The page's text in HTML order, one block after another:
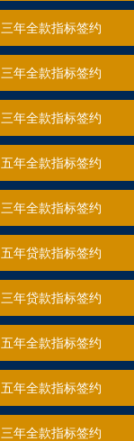
三年全款指标签约
三年全款指标签约
三年全款指标签约
五年全款指标签约
三年全款指标签约
五年贷款指标签约
三年贷款指标签约
五年全款指标签约
五年全款指标签约
三年全款指标签约